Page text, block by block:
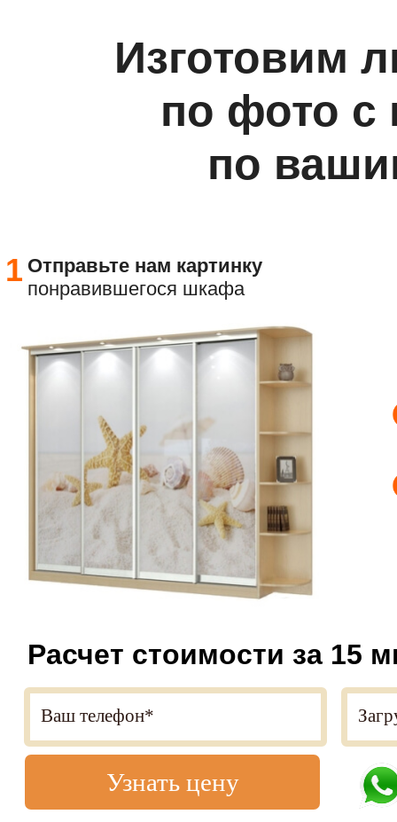
Расчет стоимости за 15
Узнать цену
1
Изготовим
по фото с
по
Отправьте нам картинку
понравившегося шкафа